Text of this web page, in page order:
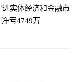
进实体经济和金融市
亏4749万